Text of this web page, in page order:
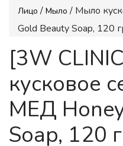
Лицо / Мыло / Мыло
Gold Beauty Soap, 120
[3W
кусковое
МЕД
Soap, 120